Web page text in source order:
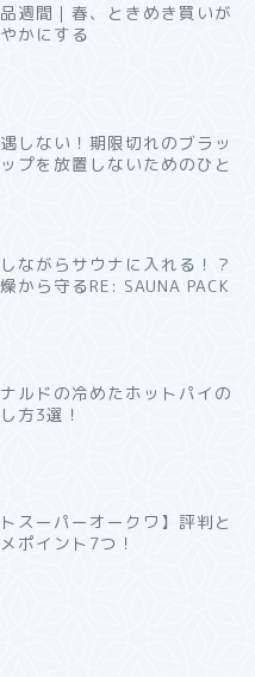
週間｜春、ときめき買いが
かにする
しない！期限切れのブラッ
プを放置しないためのひと
ながらサウナに入れる！？
から守るRE: SAUNA PACK
ルドの冷めたホットパイの
方3選！
トスーパーオークワ】評判と
ポイント7つ！